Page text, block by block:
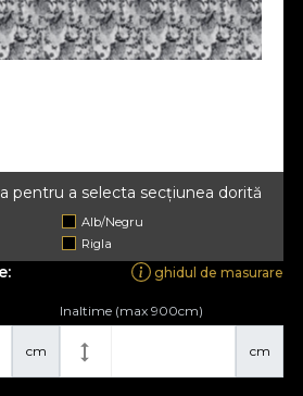
pentru a selecta secțiunea dorită
Alb/Negru
Rigla
ghidul de masurare
cm cm
Inaltime (max 900cm)